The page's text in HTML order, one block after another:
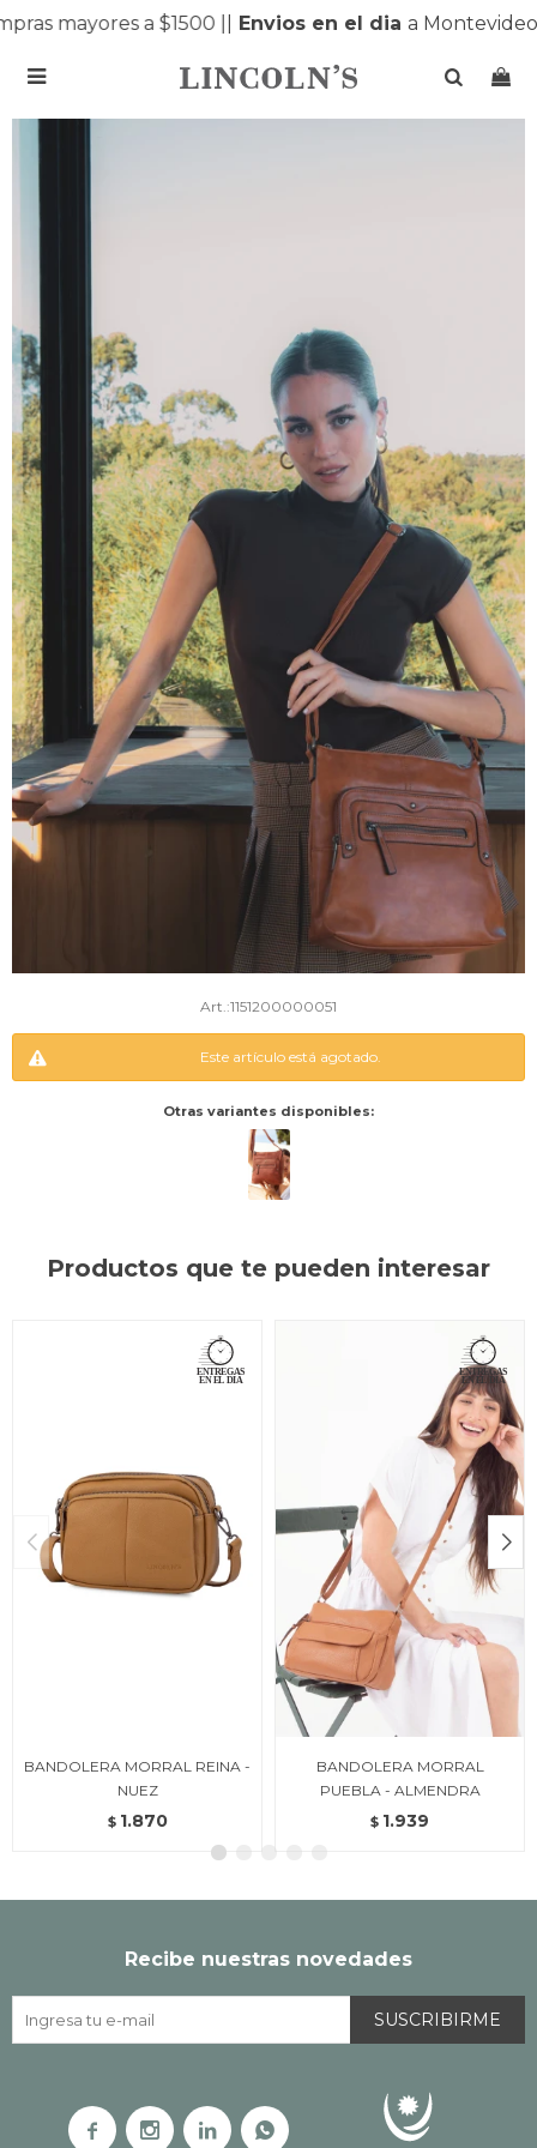
mayores a $1500 || Envios en el diaa Montevideo

1151200000051
Este artículo está agotado.
Otras variantes disponibles:
Productos que te pueden interesar
BANDOLERA MORRAL REINA -
NUEZ
$ 1.870
BANDOLERA MORRAL
PUEBLA - ALMENDRA
$ 1.939
Recibe nuestras novedades
SUSCRIBIRME
   